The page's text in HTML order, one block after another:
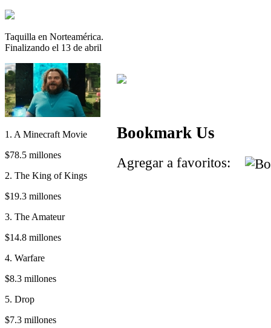
Taquilla en Norteamérica.
Finalizando el 13 de abril
1. A Minecraft Movie
$78.5 millones
2. The King of Kings
$19.3 millones
3. The Amateur
$14.8 millones
4. Warfare
$8.3 millones
5. Drop
$7.3 millones
Bookmark Us
Agregar a favoritos: